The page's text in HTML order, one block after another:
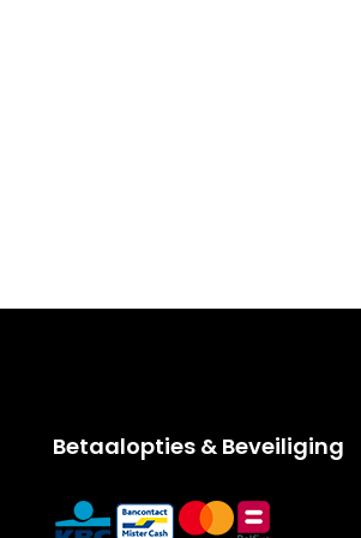
Betaalopties & Beveiliging